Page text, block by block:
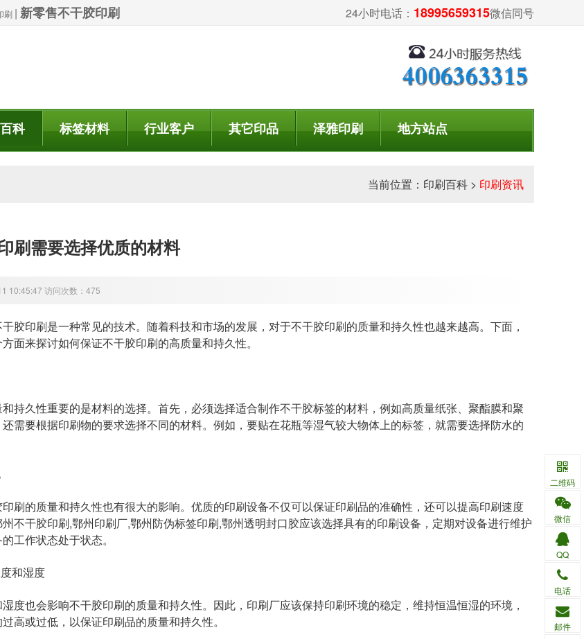
刷 | 新零售不干胶印刷 24小时电话： 18995659315微信同号
科 标签材料 行业客户 其它印品 泽雅印刷 地方站点
当前位置： 印刷百科 > 印刷资讯
刷需要选择优质的材料
10:45:47 访问次数：475
胶印刷是一种常见的技术。随着科技和市场的发展，对于不干胶印刷的质量和持久性也越来越高。下面，
面来探讨如何保证不干胶印刷的高质量和持久性。
持久性重要的是材料的选择。首先，必须选择适合制作不干胶标签的材料，例如高质量纸张、聚酯膜和聚
需要根据印刷物的要求选择不同的材料。例如，要贴在花瓶等湿气较大物体上的标签，就需要选择防水的
刷的质量和持久性也有很大的影响。优质的印刷设备不仅可以保证印刷品的准确性，还可以提高印刷速度
不干胶印刷,鄂州印刷厂,鄂州防伪标签印刷,鄂州透明封口胶应该选择具有的印刷设备，定期对设备进行维护
工作状态处于状态。
和湿度
度也会影响不干胶印刷的质量和持久性。因此，印刷厂应该保持印刷环境的稳定，维持恒温恒湿的环境，
高或过低，以保证印刷品的质量和持久性。
二维码
微信
QQ
电话
邮件